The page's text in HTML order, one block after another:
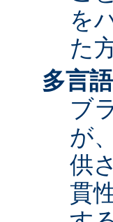
を
た
多言
ブ
が
供
貫